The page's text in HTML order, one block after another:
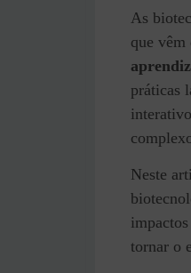
As
que vêm
práticas
Neste
tornar o